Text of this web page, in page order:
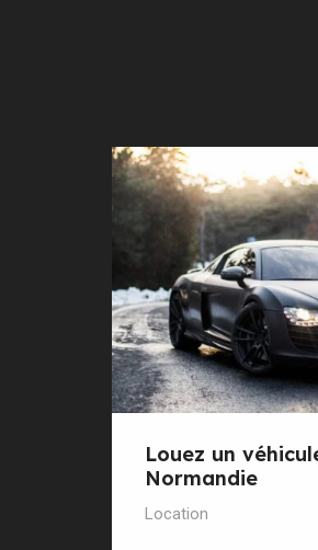
Louez un
Normandie
Location